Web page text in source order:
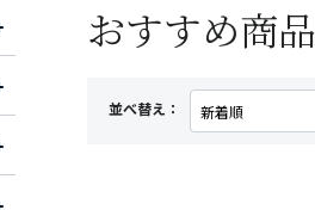
おすすめ商品
並べ替え：